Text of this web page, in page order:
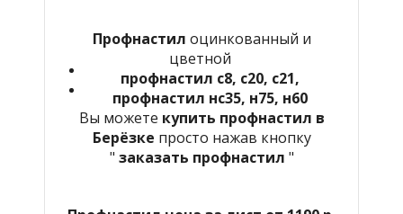
Профнастил оцинкованный и
цветной
профнастил с8, с20, с21,
профнастил нс35, н75, н60
Вы можете купить профнастил в
Берёзке просто нажав кнопку
" заказать профнастил "